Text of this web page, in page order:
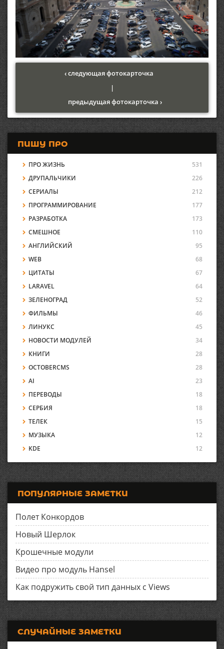
‹ следующая фотокарточка
|
предыдущая фотокарточка ›
ПИШУ ПРО
ПРО ЖИЗНЬ
531
ДРУПАЛЬЧИКИ
226
СЕРИАЛЫ
212
ПРОГРАММИРОВАНИЕ
177
РАЗРАБОТКА
173
СМЕШНОЕ
110
АНГЛИЙСКИЙ
95
WEB
68
ЦИТАТЫ
67
LARAVEL
64
ЗЕЛЕНОГРАД
52
ФИЛЬМЫ
46
ЛИНУКС
45
НОВОСТИ МОДУЛЕЙ
34
КНИГИ
28
OCTOBERCMS
28
AI
23
ПЕРЕВОДЫ
18
СЕРБИЯ
18
ТЕЛЕК
15
МУЗЫКА
12
KDE
12
ПОПУЛЯРНЫЕ ЗАМЕТКИ
Полет Конкордов
Новый Шерлок
Крошечные модули
Видео про модуль Hansel
Как подружить свой тип данных с Views
СЛУЧАЙНЫЕ ЗАМЕТКИ